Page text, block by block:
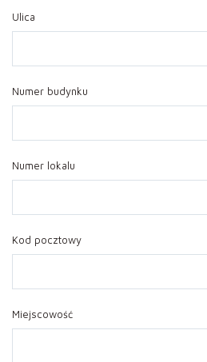
Ulica
Numer budynku
Numer lokalu
Kod pocztowy
Miejscowość